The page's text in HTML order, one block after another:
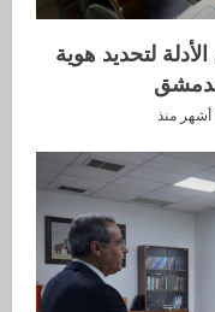
لتحديد هوية